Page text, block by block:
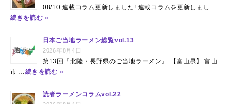
08/10 連載コラム更新しました! 連載コラムを更新しまし …
続きを読む »
日本ご当地ラーメン総覧vol.13
2026年8月4日
第13回『北陸・長野県のご当地ラーメン』 【富山県】 富山
市 …続きを読む »
読者ラーメンコラムvol.22